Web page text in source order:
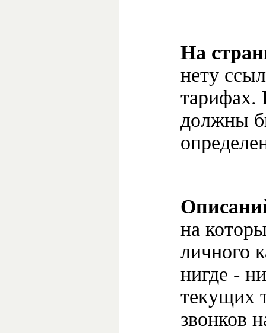
На
нету
тарифах.
должны
на
личного
нигде -
текущих
звонков